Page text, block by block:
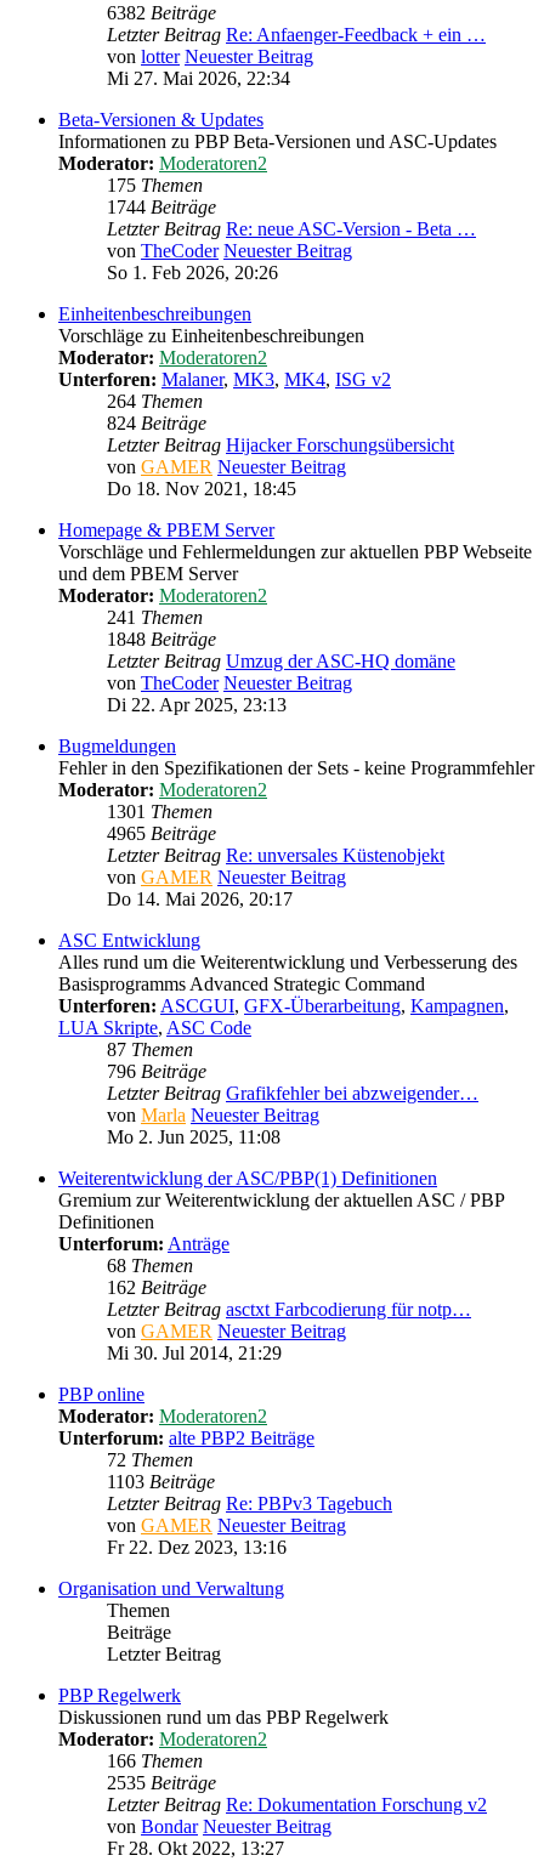
6382 Beiträge
Letzter Beitrag Re: Anfaenger-Feedback + ein …
von lotter Neuester Beitrag
Mi 27. Mai 2026, 22:34
Beta-Versionen & Updates
Informationen zu PBP Beta-Versionen und ASC-Updates
Moderator: Moderatoren2
175 Themen
1744 Beiträge
Letzter Beitrag Re: neue ASC-Version - Beta …
von TheCoder Neuester Beitrag
So 1. Feb 2026, 20:26
Einheitenbeschreibungen
Vorschläge zu Einheitenbeschreibungen
Moderator: Moderatoren2
Unterforen: Malaner, MK3, MK4, ISG v2
264 Themen
824 Beiträge
Letzter Beitrag Hijacker Forschungsübersicht
von GAMER Neuester Beitrag
Do 18. Nov 2021, 18:45
Homepage & PBEM Server
Vorschläge und Fehlermeldungen zur aktuellen PBP Webseite
und dem PBEM Server
Moderator: Moderatoren2
241 Themen
1848 Beiträge
Letzter Beitrag Umzug der ASC-HQ domäne
von TheCoder Neuester Beitrag
Di 22. Apr 2025, 23:13
Bugmeldungen
Fehler in den Spezifikationen der Sets - keine Programmfehler
Moderator: Moderatoren2
1301 Themen
4965 Beiträge
Letzter Beitrag Re: unversales Küstenobjekt
von GAMER Neuester Beitrag
Do 14. Mai 2026, 20:17
ASC Entwicklung
Alles rund um die Weiterentwicklung und Verbesserung des
Basisprogramms Advanced Strategic Command
Unterforen: ASCGUI, GFX-Überarbeitung, Kampagnen,
LUA Skripte, ASC Code
87 Themen
796 Beiträge
Letzter Beitrag Grafikfehler bei abzweigender…
von Marla Neuester Beitrag
Mo 2. Jun 2025, 11:08
Weiterentwicklung der ASC/PBP(1) Definitionen
Gremium zur Weiterentwicklung der aktuellen ASC / PBP
Definitionen
Unterforum: Anträge
68 Themen
162 Beiträge
Letzter Beitrag asctxt Farbcodierung für notp…
von GAMER Neuester Beitrag
Mi 30. Jul 2014, 21:29
PBP online
Moderator: Moderatoren2
Unterforum: alte PBP2 Beiträge
72 Themen
1103 Beiträge
Letzter Beitrag Re: PBPv3 Tagebuch
von GAMER Neuester Beitrag
Fr 22. Dez 2023, 13:16
Organisation und Verwaltung
Themen
Beiträge
Letzter Beitrag
PBP Regelwerk
Diskussionen rund um das PBP Regelwerk
Moderator: Moderatoren2
166 Themen
2535 Beiträge
Letzter Beitrag Re: Dokumentation Forschung v2
von Bondar Neuester Beitrag
Fr 28. Okt 2022, 13:27